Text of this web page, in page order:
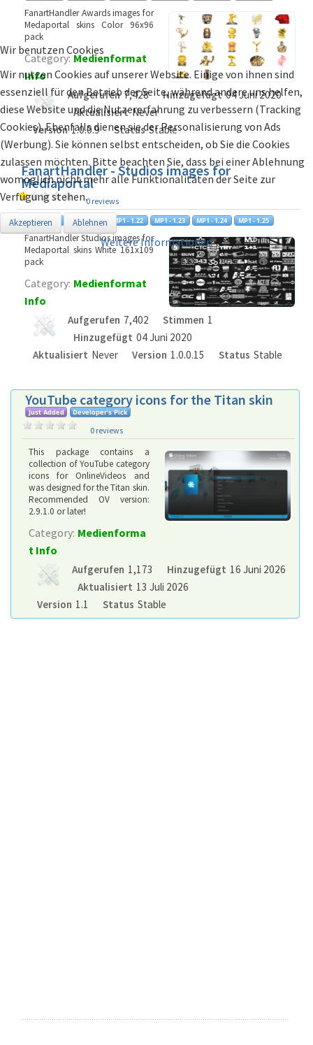
FanartHandler Awards images for
Medaportal skins Color 96x96
pack
Category: Medienformat
Info
Aufgerufen 7,428 Hinzugefügt 04 Juni 2020
Aktualisiert Never
Version 1.0.0.9 Status Stable
FanartHandler - Studios images for
Mediaportal
0 reviews
FanartHandler Studios images for
Medaportal skins White 161x109
pack
Category: Medienformat
Info
Aufgerufen 7,402 Stimmen 1
Hinzugefügt 04 Juni 2020
Aktualisiert Never Version 1.0.0.15 Status Stable
YouTube category icons for the Titan skin
0 reviews
This package contains a
collection of YouTube category
icons for OnlineVideos and
was designed for the Titan skin.
Recommended OV version:
2.9.1.0 or later!
Category: Medienforma
t Info
Aufgerufen 1,173 Hinzugefügt 16 Juni 2026
Aktualisiert 13 Juli 2026
Version 1.1 Status Stable
Wir benutzen Cookies
Wir nutzen Cookies auf unserer Website. Einige von ihnen sind
essenziell für den Betrieb der Seite, während andere uns helfen,
diese Website und die Nutzererfahrung zu verbessern (Tracking
Cookies). Ebenfalls dienen sie der Personalisierung von Ads
(Werbung). Sie können selbst entscheiden, ob Sie die Cookies
zulassen möchten. Bitte beachten Sie, dass bei einer Ablehnung
womöglich nicht mehr alle Funktionalitäten der Seite zur
Verfügung stehen.
Akzeptieren Ablehnen
Weitere Informationen